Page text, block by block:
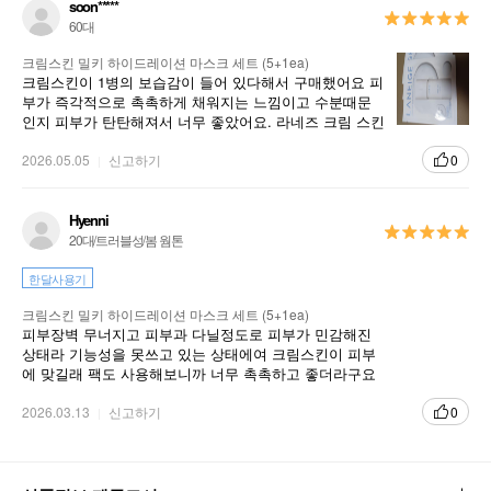
soon*****
60대
크림스킨 밀키 하이드레이션 마스크 세트 (5+1ea)
크림스킨이 1병의 보습감이 들어 있다해서 구매했어요 피
부가 즉각적으로 촉촉하게 채워지는 느낌이고 수분때문
인지 피부가 탄탄해져서 너무 좋았어요. 라네즈 크림 스킨
2026.05.05 신고하기 0
Hyenni
20대/트러블성/봄 웜톤
한달사용기
크림스킨 밀키 하이드레이션 마스크 세트 (5+1ea)
피부장벽 무너지고 피부과 다닐정도로 피부가 민감해진
상태라 기능성을 못쓰고 있는 상태에여 크림스킨이 피부
에 맞길래 팩도 사용해보니까 너무 촉촉하고 좋더라구요
2026.03.13 신고하기 0